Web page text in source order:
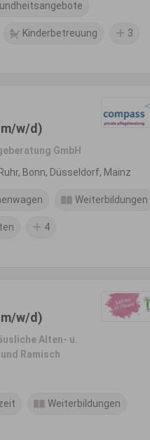
Kinderbetreuung 3
w/d)
GmbH
Bonn, Düsseldorf, Mainz
Weiterbildungen
4
w/d)
Alten- u.
Ramisch
Weiterbildungen